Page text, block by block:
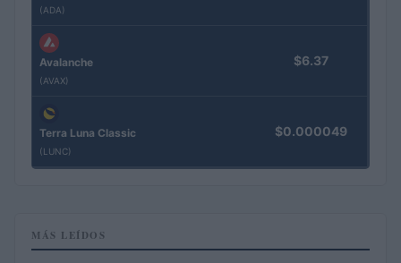
(ADA)
Avalanche
(AVAX)
$6.37
Terra Luna Classic
(LUNC)
$0.000049
MÁS LEÍDOS